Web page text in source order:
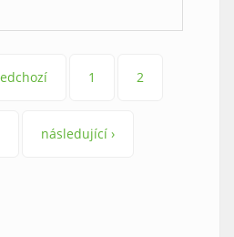
1 2
následující ›